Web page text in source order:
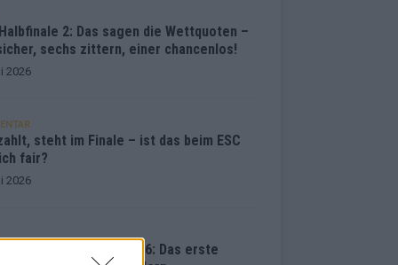
2: Das sagen die Wettquoten –
sechs zittern, einer chancenlos!
2026
steht im Finale – ist das beim ESC
fair?
2026
Song Contest 2026: Das erste